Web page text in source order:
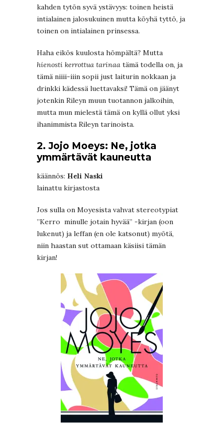
kahden tytön syvä ystävyys: toinen heistä
intialainen jalosukuinen mutta köyhä tyttö, ja
toinen on intialainen prinsessa.
Haha eikös kuulosta hömpältä? Mutta
hienosti kerrottua tarinaa tämä todella on, ja
tämä niiii-iiin sopii just laiturin nokkaan ja
drinkki kädessä luettavaksi! Tämä on jäänyt
jotenkin Rileyn muun tuotannon jalkoihin,
mutta mun mielestä tämä on kyllä ollut yksi
ihanimmista Rileyn tarinoista.
2. Jojo Moeys: Ne, jotka
ymmärtävät kauneutta
käännös: Heli Naski
lainattu kirjastosta
Jos sulla on Moyesista vahvat stereotypiat
”Kerro minulle jotain hyvää” -kirjan (oon
lukenut) ja leffan (en ole katsonut) myötä,
niin haastan sut ottamaan käsiisi tämän
kirjan!